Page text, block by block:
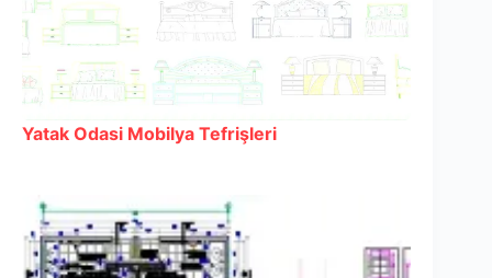
Yatak Odasi Mobilya Tefrişleri